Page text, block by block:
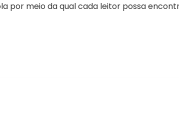
por meio da qual cada leitor possa